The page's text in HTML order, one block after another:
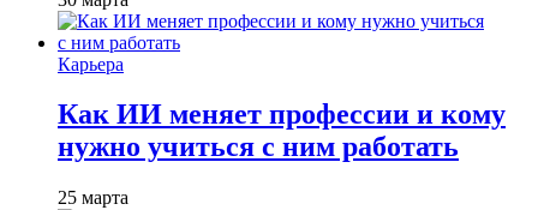
Карьера
Как ИИ меняет профессии и кому
нужно учиться с ним работать
25 марта